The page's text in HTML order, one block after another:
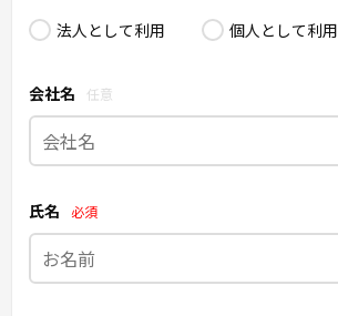
法人として利用 個人として利用
会社名 任意
氏名 必須